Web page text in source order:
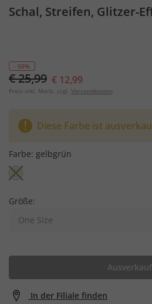
Schal, Streifen, Glitzer-
- 50%
€ 25,99 € 12,99
Preis inkl. MwSt. zzgl. Versandkosten
Diese Farbe ist
Farbe: gelbgrün
Größe:
One Size
In der Filiale finden